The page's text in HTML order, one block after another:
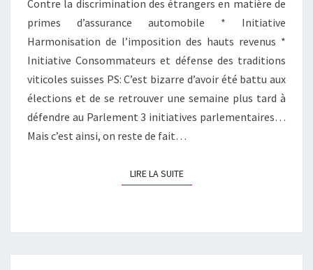
Contre la discrimination des étrangers en matière de
primes d’assurance automobile * Initiative
Harmonisation de l’imposition des hauts revenus *
Initiative Consommateurs et défense des traditions
viticoles suisses PS: C’est bizarre d’avoir été battu aux
élections et de se retrouver une semaine plus tard à
défendre au Parlement 3 initiatives parlementaires…
Mais c’est ainsi, on reste de fait…
LIRE LA SUITELIRE LA SUITE